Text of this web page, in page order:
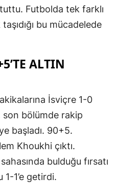
tuttu. Futbolda tek farklı
bu mücadelede
ALTIN
İsviçre 1-0
bölümde rakip
başladı. 90+5.
Khoukhi çıktı.
bulduğu fırsatı
1’e getirdi.